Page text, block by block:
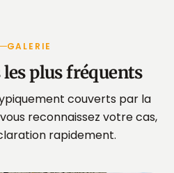
GALERIE
les plus fréquents
couverts par la
reconnaissez votre cas,
rapidement.